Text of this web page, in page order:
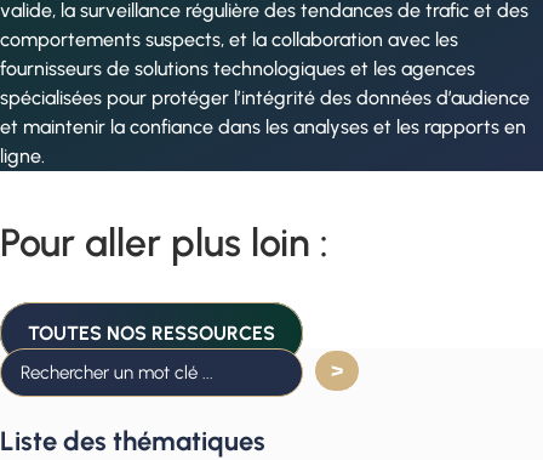
valide, la surveillance régulière des tendances de trafic et des
comportements suspects, et la collaboration avec les
fournisseurs de solutions technologiques et les agences
spécialisées pour protéger l’intégrité des données d’audience
et maintenir la confiance dans les analyses et les rapports en
ligne.
Pour aller plus loin :
TOUTES NOS RESSOURCES
Liste des thématiques